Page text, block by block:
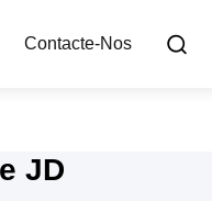
Contacte-Nos
JD